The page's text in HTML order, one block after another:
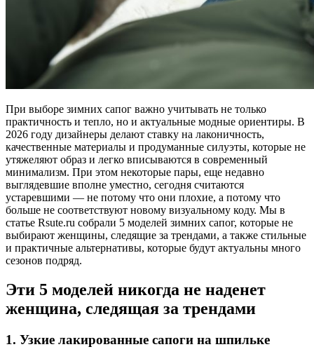
При выборе зимних сапог важно учитывать не только
практичность и тепло, но и актуальные модные ориентиры. В
2026 году дизайнеры делают ставку на лаконичность,
качественные материалы и продуманные силуэты, которые не
утяжеляют образ и легко вписываются в современный
минимализм. При этом некоторые пары, еще недавно
выглядевшие вполне уместно, сегодня считаются
устаревшими — не потому что они плохие, а потому что
больше не соответствуют новому визуальному коду. Мы в
статье Rsute.ru собрали 5 моделей зимних сапог, которые не
выбирают женщины, следящие за трендами, а также стильные
и практичные альтернативы, которые будут актуальны много
сезонов подряд.
Эти 5 моделей никогда не наденет
женщина, следящая за трендами
1. Узкие лакированные сапоги на шпильке